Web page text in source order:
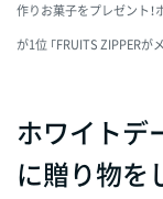
作りお菓子をプレゼント！
が1位 「FRUITS ZIPPER
ホワイトデ
に贈り物を